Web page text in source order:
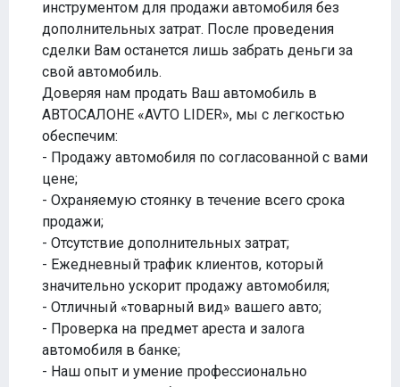
инструментом для продажи автомобиля без
дополнительных затрат. После проведения
сделки Вам останется лишь забрать деньги за
свой автомобиль.
Доверяя нам продать Ваш автомобиль в
АВТОСАЛОНЕ «AVTO LIDER», мы с легкостью
обеспечим:
- Продажу автомобиля по согласованной с вами
цене;
- Охраняемую стоянку в течение всего срока
продажи;
- Отсутствие дополнительных затрат;
- Ежедневный трафик клиентов, который
значительно ускорит продажу автомобиля;
- Отличный «товарный вид» вашего авто;
- Проверка на предмет ареста и залога
автомобиля в банке;
- Наш опыт и умение профессионально